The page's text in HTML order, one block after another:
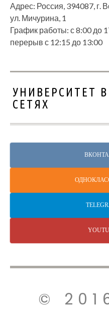
Адрес: Россия, 394087, г.
ул. Мичурина, 1
График работы: с 8:00 до
перерыв с 12:15 до 13:00
УНИВЕРСИТЕТ
СЕТЯХ
©